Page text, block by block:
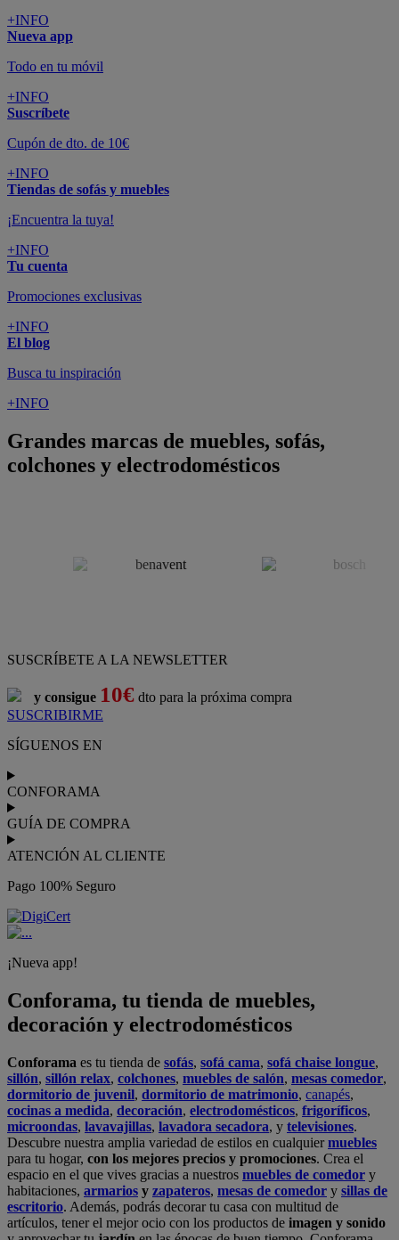
+INFO
Nueva app
Todo en tu móvil
+INFO
Suscríbete
Cupón de dto. de 10€
+INFO
Tiendas de sofás y muebles
¡Encuentra la tuya!
+INFO
Tu cuenta
Promociones exclusivas
+INFO
El blog
Busca tu inspiración
+INFO
Grandes marcas de muebles, sofás,
colchones y electrodomésticos
SUSCRÍBETE A LA NEWSLETTER
y consigue 10€ dto para la próxima compra
SUSCRIBIRME
SÍGUENOS EN
CONFORAMA
GUÍA DE COMPRA
ATENCIÓN AL CLIENTE
Pago 100% Seguro
¡Nueva app!
Conforama, tu tienda de muebles,
decoración y electrodomésticos
Conforama es tu tienda de sofás, sofá cama, sofá chaise longue,
sillón, sillón relax, colchones, muebles de salón, mesas comedor,
dormitorio de juvenil, dormitorio de matrimonio, canapés,
cocinas a medida, decoración, electrodomésticos, frigoríficos,
microondas, lavavajillas, lavadora secadora, y televisiones.
Descubre nuestra amplia variedad de estilos en cualquiermuebles
para tu hogar, con los mejores precios y promociones. Crea el
espacio en el que vives gracias a nuestros muebles de comedor y
habitaciones, armarios y zapateros, mesas de comedor y sillas de
escritorio. Además, podrás decorar tu casa con multitud de
artículos, tener el mejor ocio con los productos de imagen y sonido